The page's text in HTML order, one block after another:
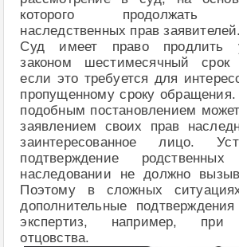
которого продолжать
наследственных прав заявителей.
Суд имеет право продлить
законом шестимесячный срок
если это требуется для
пропущенному сроку
подобным постановлением
заявлением своих прав
заинтересованное лицо.
подтверждение
наследовании не должно
Поэтому в сложных
дополнительные
экспертиз, например, при
отцовства.